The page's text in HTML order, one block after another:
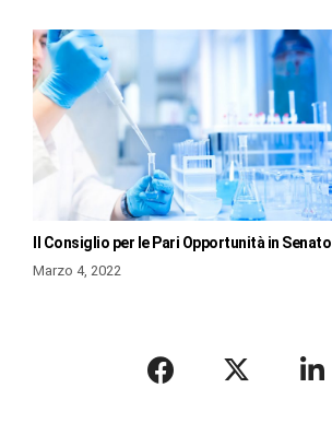
Il Consiglio per le Pari Opportunità in Senato
Marzo 4, 2022